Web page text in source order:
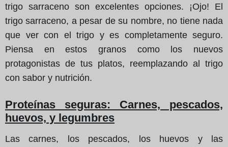
trigo sarraceno son excelentes opciones. ¡Ojo! El
trigo sarraceno, a pesar de su nombre, no tiene nada
que ver con el trigo y es completamente seguro.
Piensa en estos granos como los nuevos
protagonistas de tus platos, reemplazando al trigo
con sabor y nutrición.
Proteínas seguras: Carnes, pescados,
huevos, y legumbres
Las carnes, los pescados, los huevos y las